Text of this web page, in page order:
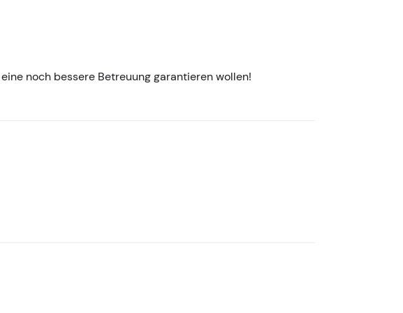
noch bessere Betreuung garantieren wollen!